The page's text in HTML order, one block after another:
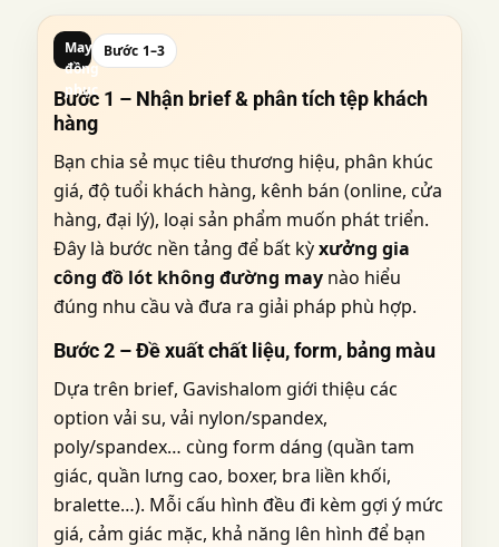
May
đồng
phục
Bước 1–3
Bước 1 – Nhận brief & phân tích tệp khách
hàng
Bạn chia sẻ mục tiêu thương hiệu, phân khúc
giá, độ tuổi khách hàng, kênh bán (online, cửa
hàng, đại lý), loại sản phẩm muốn phát triển.
Đây là bước nền tảng để bất kỳxưởng gia
công đồ lót không đường may nào hiểu
đúng nhu cầu và đưa ra giải pháp phù hợp.
Bước 2 – Đề xuất chất liệu, form, bảng màu
Dựa trên brief, Gavishalom giới thiệu các
option vải su, vải nylon/spandex,
poly/spandex… cùng form dáng (quần tam
giác, quần lưng cao, boxer, bra liền khối,
bralette…). Mỗi cấu hình đều đi kèm gợi ý mức
giá, cảm giác mặc, khả năng lên hình để bạn